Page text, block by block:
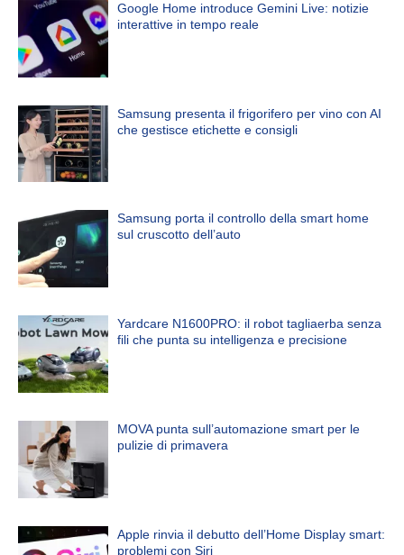
Google Home introduce Gemini Live: notizie
interattive in tempo reale
Samsung presenta il frigorifero per vino con AI
che gestisce etichette e consigli
Samsung porta il controllo della smart home
sul cruscotto dell’auto
Yardcare N1600PRO: il robot tagliaerba senza
fili che punta su intelligenza e precisione
MOVA punta sull’automazione smart per le
pulizie di primavera
Apple rinvia il debutto dell’Home Display smart:
problemi con Siri